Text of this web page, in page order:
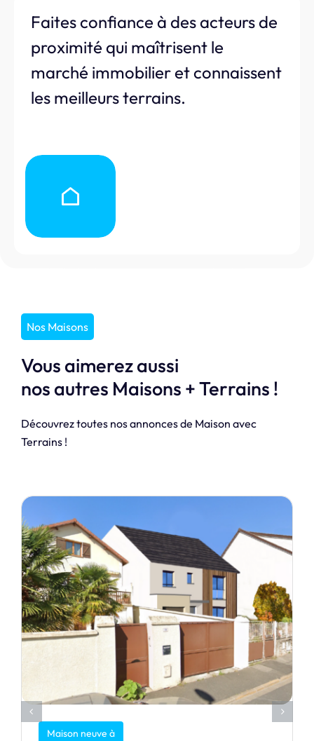
Faites confiance à des acteurs de
proximité qui maîtrisent le
marché immobilier et connaissent
les meilleurs terrains.
Nos Maisons
Vous aimerez aussi
nos autres Maisons + Terrains !
Découvrez toutes nos annonces de Maison avec
Terrains !
Maison neuve à